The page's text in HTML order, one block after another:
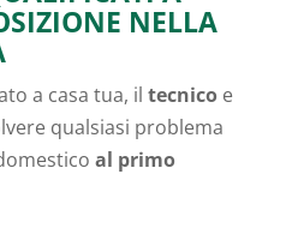
NELLA
a casa tua, il tecnicoe
qualsiasi problema
al primo